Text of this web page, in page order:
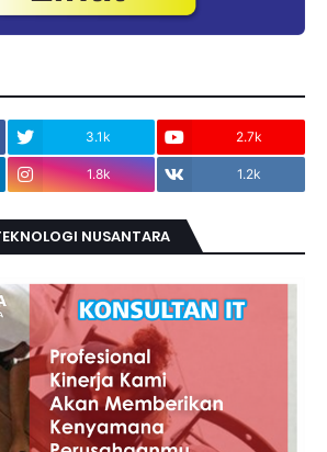
3.1k 2.7k
1.8k 1.2k
NUSANTARA